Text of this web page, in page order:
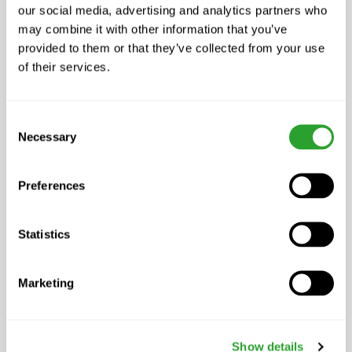
our social media, advertising and analytics partners who
may combine it with other information that you’ve
provided to them or that they’ve collected from your use
of their services.
Selection
Necessary
Preferences
Statistics
Marketing
Show details
Blütenessenzen nach Dr. Bach, Salbei- und
Zitronenöl
mit natürlichen ätherischen Ölen, frei von
künstlichen Duftstoffen, frei von
synthetischen Tensiden, frei von
Konservierungsstoffen, frei von
Tierversuche, Swiss Product